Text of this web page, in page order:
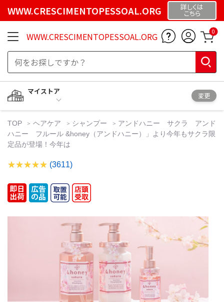
WWW.CRESCIMENTOPESSOAL.ORG 詳しくは
こちら
WWW.CRESCIMENTOPESSOAL.ORG 0
マイストア
変更
TOP ヘアケア シャンプー
アンドハニー サクラ アンド
ハニー フルール &honey（アンドハニー）」より今年もサクラ限
定品が登場！今年は
(3611)